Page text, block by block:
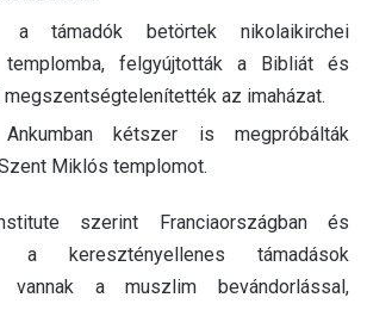
a támadók betörtek nikolaikirchei
templomba, felgyújtották a Bibliát és
az imaházat.
kétszer is megpróbálták
Miklós templomot.
szerint Franciaországban és
a keresztényellenes támadások
vannak a muszlim bevándorlással,